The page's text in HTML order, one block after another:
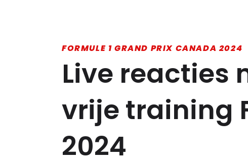
FORMULE 1 GRAND PRIX CANADA 2024
Live reacties
vrije training
2024